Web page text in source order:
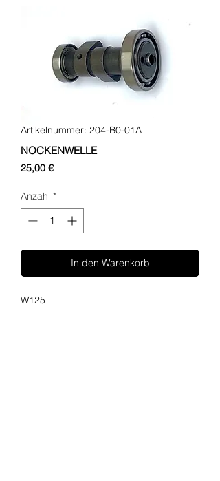
Artikelnummer: 204-B0-01A
NOCKENWELLE
25,00 €Preis
Anzahl *
In den Warenkorb
W125